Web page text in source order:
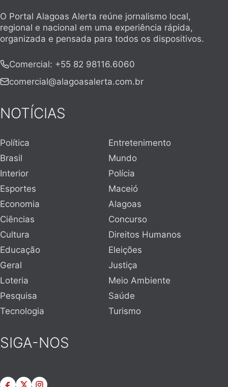
O Portal Alagoas Alerta reúne jornalismo local,
regional e nacional em uma experiência rápida,
organizada e pensada para todos os dispositivos.
Comercial: +55 82 98116.6060
comercial@alagoasalerta.com.br
NOTÍCIAS
Política
Entretenimento
Brasil
Mundo
Interior
Polícia
Esportes
Maceió
Economia
Alagoas
Ciências
Concurso
Cultura
Direitos Humanos
Educação
Eleições
Geral
Justiça
Loteria
Meio Ambiente
Pesquisa
Saúde
Tecnologia
Turismo
SIGA-NOS